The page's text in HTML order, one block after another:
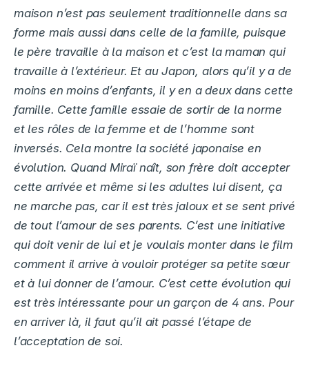
maison n’est pas seulement traditionnelle dans sa
forme mais aussi dans celle de la famille, puisque
le père travaille à la maison et c’est la maman qui
travaille à l’extérieur. Et au Japon, alors qu’il y a de
moins en moins d’enfants, il y en a deuxdans cette
famille. Cette famille essaie de sortir de la norme
et les rôles de la femme et de l’homme sont
inversés. Cela montre la société japonaise en
évolution. Quand Miraï naît, son frère doit accepter
cette arrivée et même si les adultes lui disent, ça
ne marche pas, car il est très jaloux et se sent privé
de tout l’amour de ses parents. C’est une initiative
qui doit venir de lui et je voulais monter dans le film
comment il arrive à vouloir protéger sa petite sœur
et à lui donner de l’amour. C’est cette évolution qui
est très intéressante pour un garçon de 4 ans. Pour
en arriver là, il faut qu’il ait passé l’étape de
l’acceptation de soi.